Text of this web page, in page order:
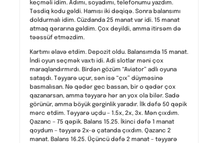
keçməli idim. Adımı, soyadımı, telefonumu yazdım.
Təsdiq kodu gəldi. Hamısı iki dəqiqə. Sonra balansımı
doldurmalı idim. Cüzdanda 25 manat var idi. 15 manat
atmaq qərarına gəldim. Çox deyildi, amma itirsəm də
təəssüf etməzdim.
Kartımı əlavə etdim. Depozit oldu. Balansımda 15 manat.
İndi oyun seçmək vaxtı idi. Adi slotlar məni çox
maraqlandırmırdı. Birdən gözüm “Aviator” adlı oyuna
sataşdı. Təyyarə uçur, sən isə “çıx” düyməsinə
basmalısan. Nə qədər gec bassan, bir o qədər çox
qazanarsan, amma təyyarə hər an yox ola bilər. Sadə
görünür, amma böyük gərginlik yaradır. İlk dəfə 50 qəpik
mərc etdim. Təyyarə uçdu – 1.5x, 2x, 3x. Mən çıxdım.
Qazanc – 75 qəpik. Balans 15.25. İkinci dəfə 1 manat
qoydum – təyyarə 2x-ə çatanda çıxdım. Qazanc 2
manat. Balans 16.25. Üçüncü dəfə 2 manat – təyyarə